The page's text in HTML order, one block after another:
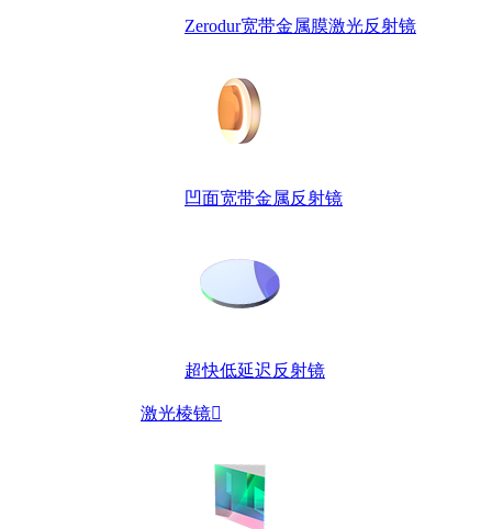
Zerodur宽带金属膜激光反射镜
凹面宽带金属反射镜
超快低延迟反射镜
激光棱镜